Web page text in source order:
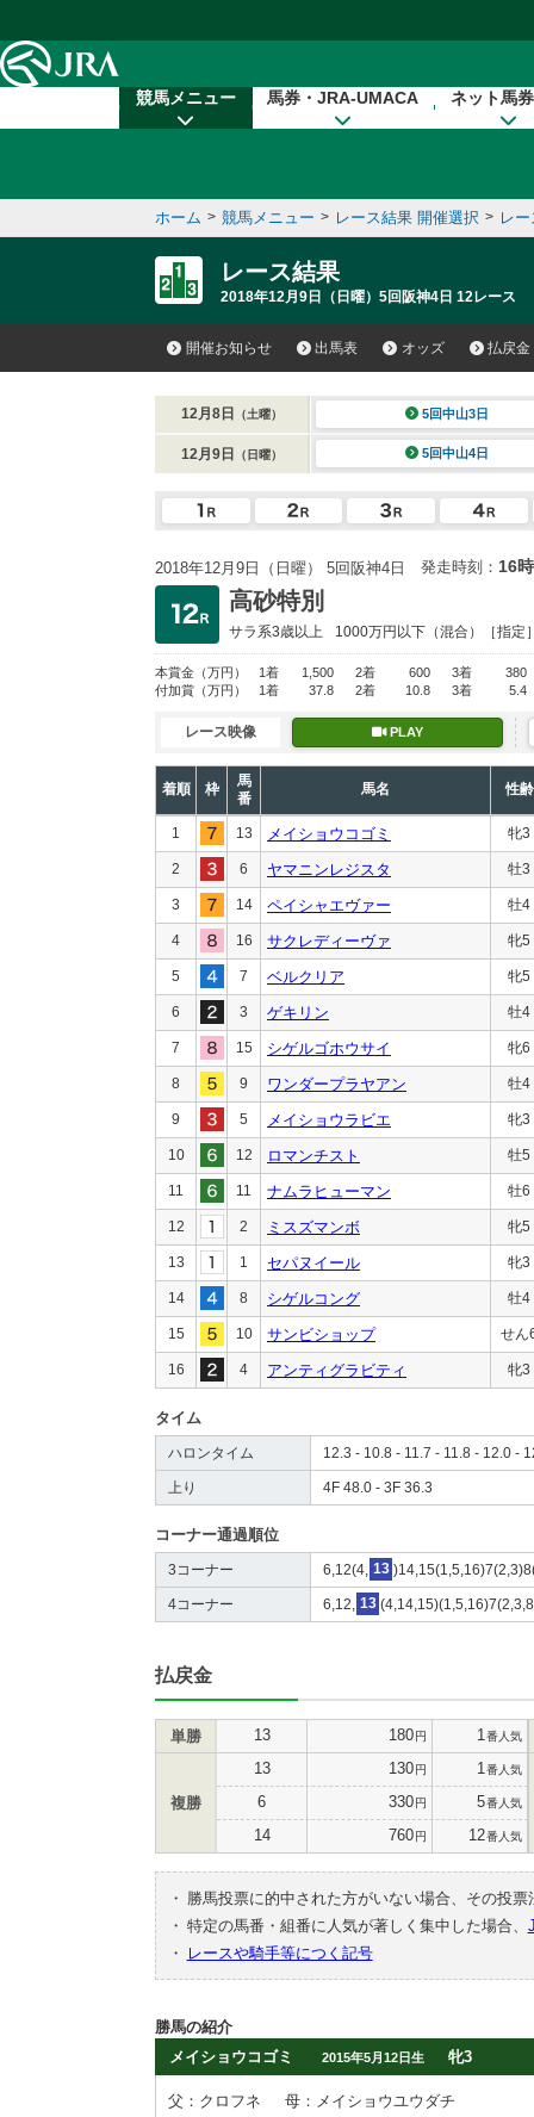
競馬メニュー 馬券・JRA-UMACA ネット馬
ホーム > 競馬メニュー > レース結果 開催選択 > レ
レース結果
2018年12月9日（日曜）5回阪神4日 12レース
開催お知らせ 出馬表 オッズ 払戻金
12月8日 （土曜） 5回中山3日
12月9日 （日曜） 5回中山4日
2018年12月9日（日曜） 5回阪神4日 発走時刻： 16
高砂特別
サラ系3歳以上 1000万円以下 （混合）［指定
本賞金 （万円） 1着 1,500 2着 600 3着
380
付加賞 （万円） 1着 37.8 2着 10.8 3着 5.4
レース映像 PLAY
着順 枠
馬
番
馬名 性齢
1 13 メイショウコゴミ 牝3
2 6 ヤマニンレジスタ 牡3
3 14 ペイシャエヴァー 牡4
4 16 サクレディーヴァ 牝5
5 7 ベルクリア 牝5
6 3 ゲキリン 牡4
7 15 シゲルゴホウサイ 牝6
8 9 ワンダープラヤアン 牡4
9 5 メイショウラビエ 牝3
10 12 ロマンチスト 牡5
11 11 ナムラヒューマン 牡6
12 2 ミスズマンボ 牝5
13 1 セパヌイール 牝3
14 8 シゲルコング 牡4
15 10 サンビショップ せん
16 4 アンティグラビティ 牝3
タイム
ハロンタイム 12.3 - 10.8 - 11.7 - 11.8 - 12.0 -
上り 4F 48.0 - 3F 36.3
コーナー通過順位
3コーナー 6,12(4, 13
4コーナー 6,12, 13
払戻金
単勝 13 180円 1 番人気
複勝
13 130円 1 番人気
6 330円 5番人気
14 760円 12番人気
・
勝馬投票に的中された方がいない場合、その投
・ 特定の馬番・組番に人気が著しく集中した場合、
・
レースや騎手等につく記号
勝馬の紹介
メイショウコゴミ
2015年5月12日生 牝3
父：クロフネ
母：メイショウユウダチ